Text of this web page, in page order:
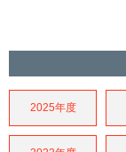
2025年度